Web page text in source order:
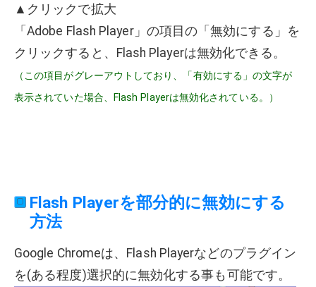
▲クリックで拡大
「Adobe Flash Player」の項目の「無効にする」を
クリックすると、Flash Playerは無効化できる。
（この項目がグレーアウトしており、「有効にする」の文字が
表示されていた場合、Flash Playerは無効化されている。）
Flash Playerを部分的に無効にする
方法
Google Chromeは、Flash Playerなどのプラグイン
を(ある程度)選択的に無効化する事も可能です。